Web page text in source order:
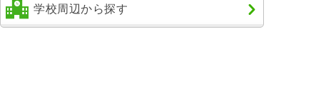
学校周辺から探す